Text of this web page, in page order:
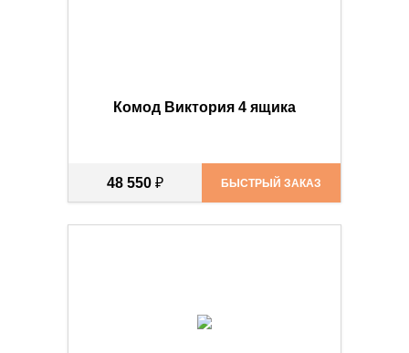
Комод Виктория 4 ящика
48 550 ₽ БЫСТРЫЙ ЗАКАЗ